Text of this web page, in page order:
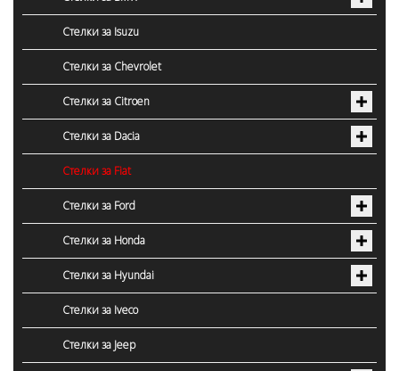
Стелки за Isuzu
Стелки за Chevrolet
Стелки за Citroen
Стелки за Dacia
Стелки за Fiat
Стелки за Ford
Стелки за Honda
Стелки за Hyundai
Стелки за Iveco
Стелки за Jeep